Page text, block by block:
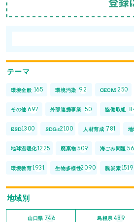
テーマ
環境全般 165 環境汚染 92 OECM 250
その他 697 外部連携事業 50 協働取組
ESD1300 SDGs2100 人材育成 781
地球温暖化1225 廃棄物 509 海ごみ問題
環境教育1931 生物多様性2090 脱炭素1519
地域別
山口県 746 島根県 489